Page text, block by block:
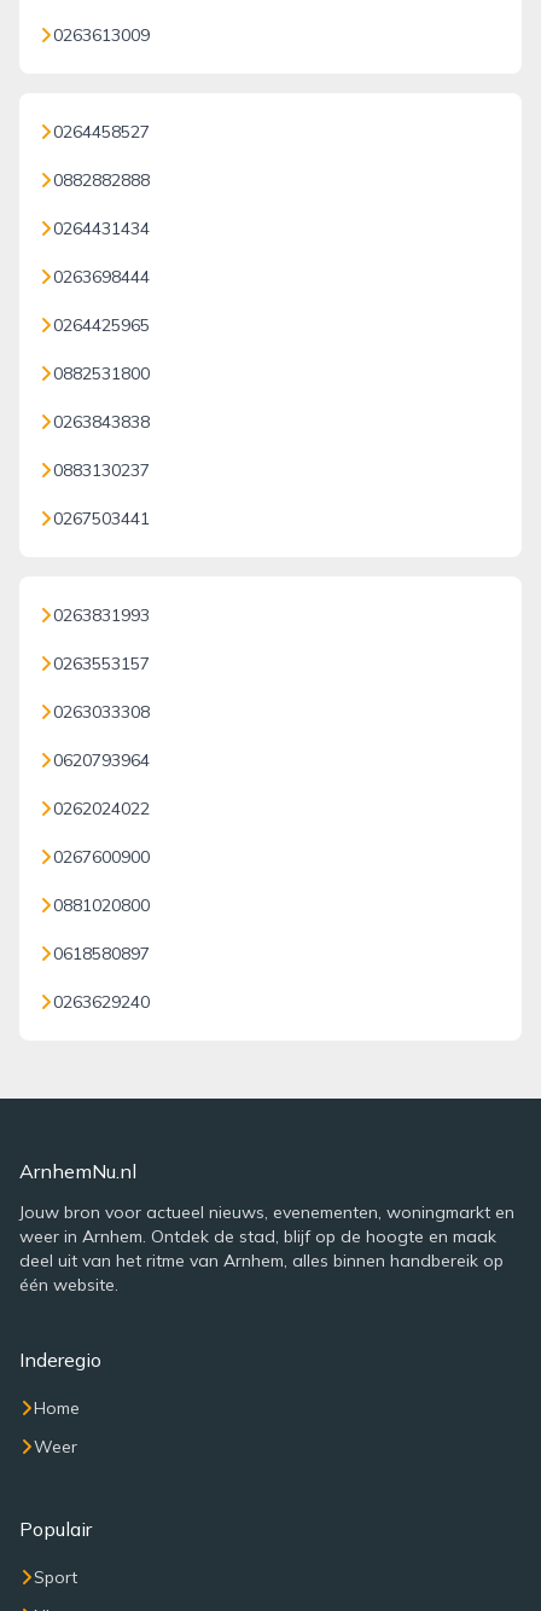
0263613009
0264458527
0882882888
0264431434
0263698444
0264425965
0882531800
0263843838
0883130237
0267503441
0263831993
0263553157
0263033308
0620793964
0262024022
0267600900
0881020800
0618580897
0263629240
ArnhemNu.nl
Jouw bron voor actueel nieuws, evenementen, woningmarkt en
weer in Arnhem. Ontdek de stad, blijf op de hoogte en maak
deel uit van het ritme van Arnhem, alles binnen handbereik op
één website.
Inderegio
Home
Weer
Populair
Sport